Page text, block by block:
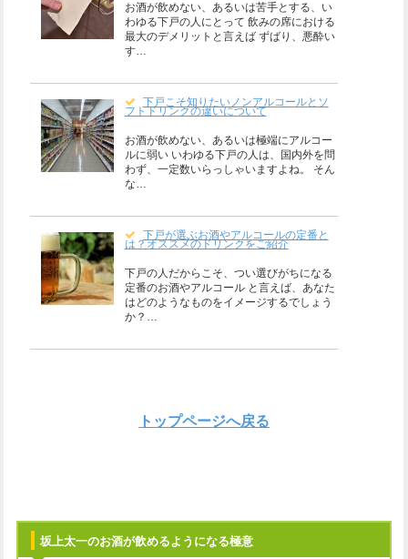
お酒が飲めない、あるいは苦手とする、い
わゆる下戸の人にとって 飲みの席における
最大のデメリットと言えば ずばり、悪酔い
す…
下戸こそ知りたいノンアルコールとソ
フトドリンクの違いについて
お酒が飲めない、あるいは極端にアルコー
ルに弱い いわゆる下戸の人は、国内外を問
わず、一定数いらっしゃいますよね。 そん
な…
下戸が選ぶお酒やアルコールの定番と
は？オススメのドリンクをご紹介
下戸の人だからこそ、つい選びがちになる
定番のお酒やアルコール と言えば、あなた
はどのようなものをイメージするでしょう
か？…
トップページへ戻る
坂上太一のお酒が飲めるようになる極意